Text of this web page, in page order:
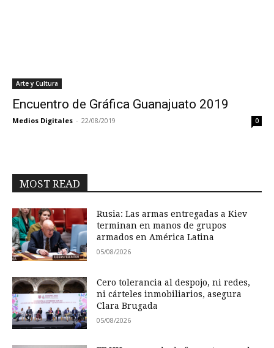
Arte y Cultura
Encuentro de Gráfica Guanajuato 2019
Medios Digitales - 22/08/2019 0
MOST READ
Rusia: Las armas entregadas a Kiev
terminan en manos de grupos
armados en América Latina
05/08/2026
Cero tolerancia al despojo, ni redes,
ni cárteles inmobiliarios, asegura
Clara Brugada
05/08/2026